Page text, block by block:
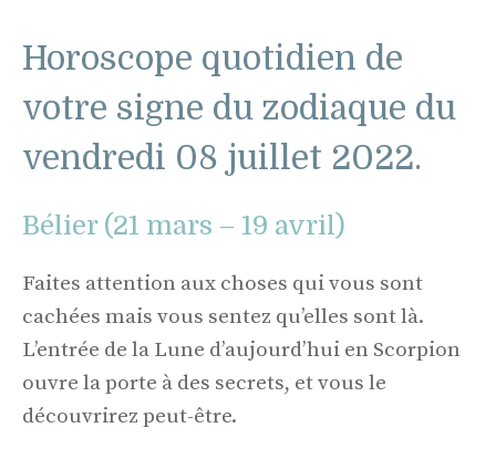
Horoscope quotidien de
votre signe du zodiaque du
vendredi 08 juillet 2022.
Bélier (21 mars – 19 avril)
Faites attention aux choses qui vous sont
cachées mais vous sentez qu’elles sont là.
L’entrée de la Lune d’aujourd’hui en Scorpion
ouvre la porte à des secrets, et vous le
découvrirez peut-être.